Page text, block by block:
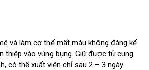
và làm cơ thể mất máu không đáng kể
thiệp vào vùng bụng. Giữ được tử cung.
có thể xuất viện chỉ sau 2 – 3 ngày